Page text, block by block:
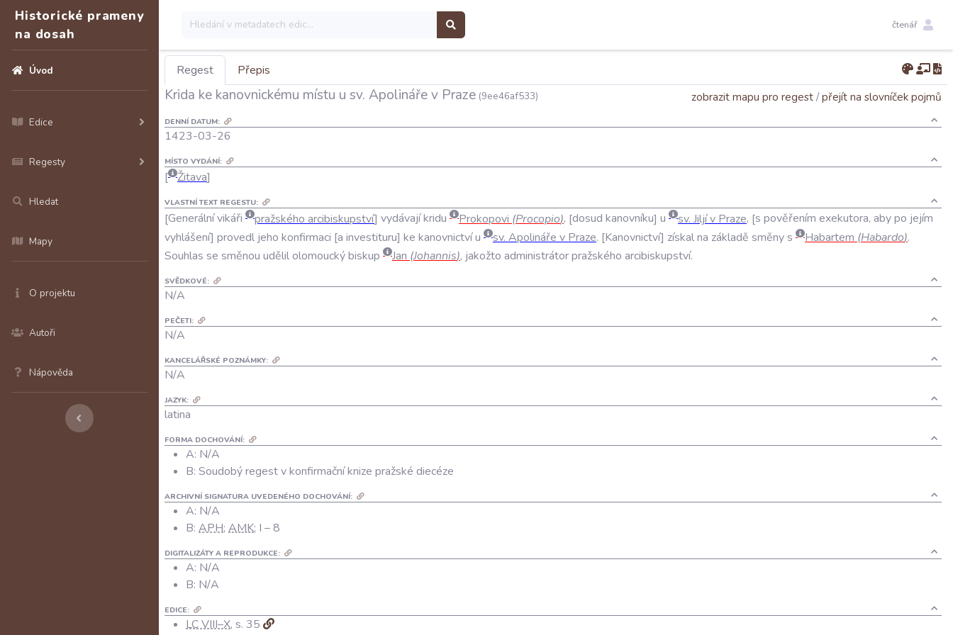
Historické prameny
na dosah
Úvod
Edice
Regesty
Hledat
Mapy
O projektu
Autoři
Nápověda
čtenář
Regest Přepis
Krida ke kanovnickému místu u sv. Apolináře v Praze (9ee46af533) zobrazit mapu pro regest/přejít na slovníček pojmů
DENNÍ DATUM:
1423-03-26
MÍSTO VYDÁNÍ:
Žitava
VLASTNÍ TEXT REGESTU:
Generálnívikáři pražského arcibiskupství vydávajíkridu Prokopovi (Procopio), dosud kanovníku u sv. Jiljív Praze, s pověřením exekutora, abypo jejím
vyhlášení provedl jeho konfirmaci a investituru ke kanovnictvíu sv. Apolináře v Praze. Kanovnictví získalna základě směnys Habartem (Habardo).
Souhlas se směnou udělilolomouckýbiskup Jan (Johannis), jakožto administrátorpražského arcibiskupství.
SVĚDKOVÉ:
N/A
PEČETI:
N/A
KANCELÁŘSKÉ POZNÁMKY:
N/A
JAZYK:
latina
FORMA DOCHOVÁNÍ:
A: N/A
B: Soudobý regest v konfirmační knize pražské diecéze
ARCHIVNÍ SIGNATURA UVEDENÉHO DOCHOVÁNÍ:
A: N/A
B: APH; AMK; I – 8
DIGITALIZÁTY A REPRODUKCE:
A: N/A
B: N/A
EDICE:
LC VIII–X, s. 35